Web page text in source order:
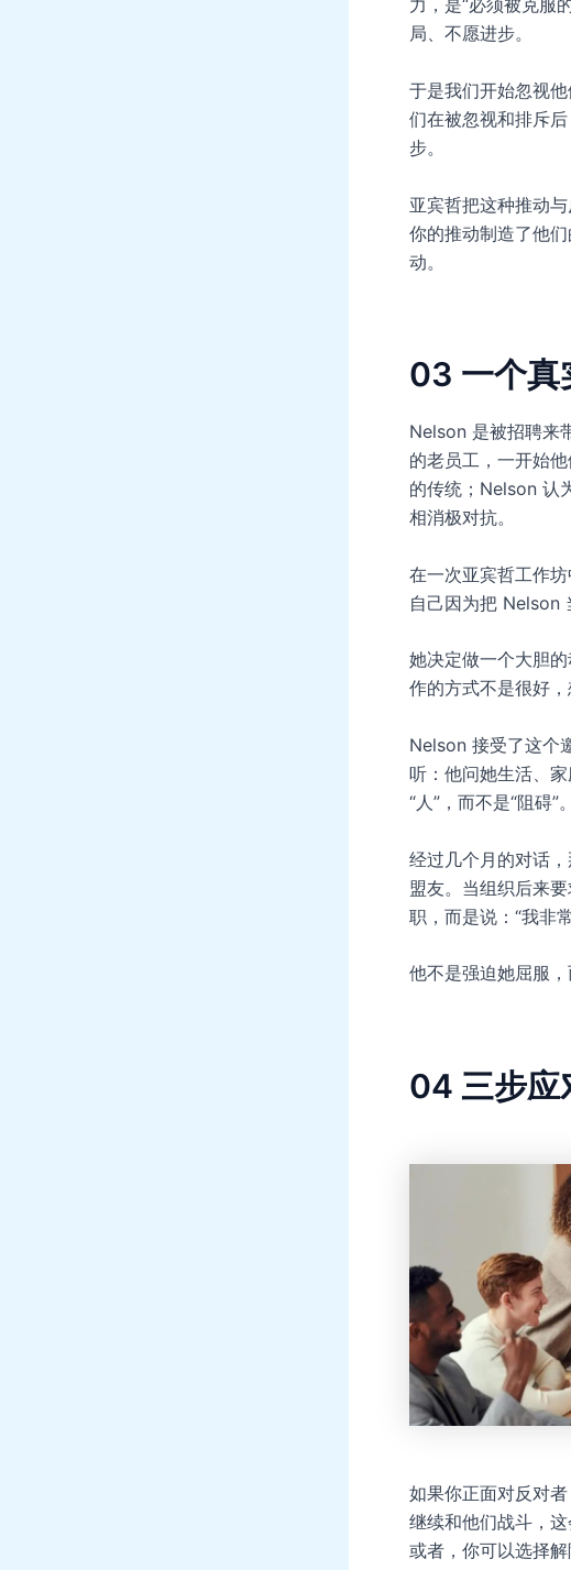
力，是“必须被克服
局、不愿进步。
于是我们开始忽视
们在被忽视和排斥
步。
亚宾哲把这种推动
你的推动制造了他
动。
03 一个真
Nelson 是被招聘来
的老员工，一开始
的传统；Nelson 认
相消极对抗。
在一次亚宾哲工作
自己因为把 Nelson
她决定做一个大胆
作的方式不是很好，
Nelson 接受了这个
听：他问她生活、
“人”，而不是“阻碍”。
经过几个月的对话
盟友。当组织后来
职，而是说：“我非
他不是强迫她屈服，
04 三步应
如果你正面对反对者
继续和他们战斗，这
或者，你可以选择